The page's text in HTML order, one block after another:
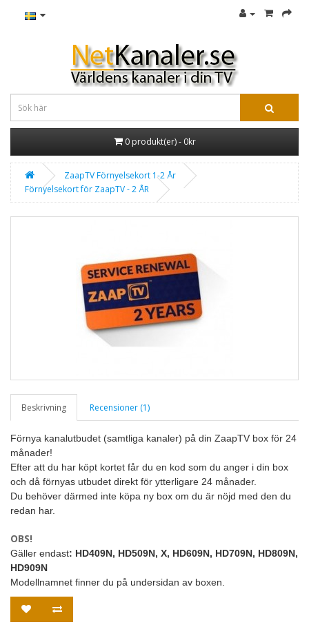
0 produkt(er) - 0kr
ZaapTV Förnyelsekort 1-2 År
Förnyelsekort för ZaapTV - 2 ÅR
Beskrivning Recensioner (1)
Förnya kanalutbudet (samtliga kanaler) på din ZaapTV box för 24
månader!
Efter att du har köpt kortet får du en kod som du anger i din box
och då förnyas utbudet direkt för ytterligare 24 månader.
Du behöver därmed inte köpa ny box om du är nöjd med den du
redan har.
OBS!
Gäller endast: HD409N, HD509N, X, HD609N, HD709N, HD809N,
HD909N
Modellnamnet finner du på undersidan av boxen.